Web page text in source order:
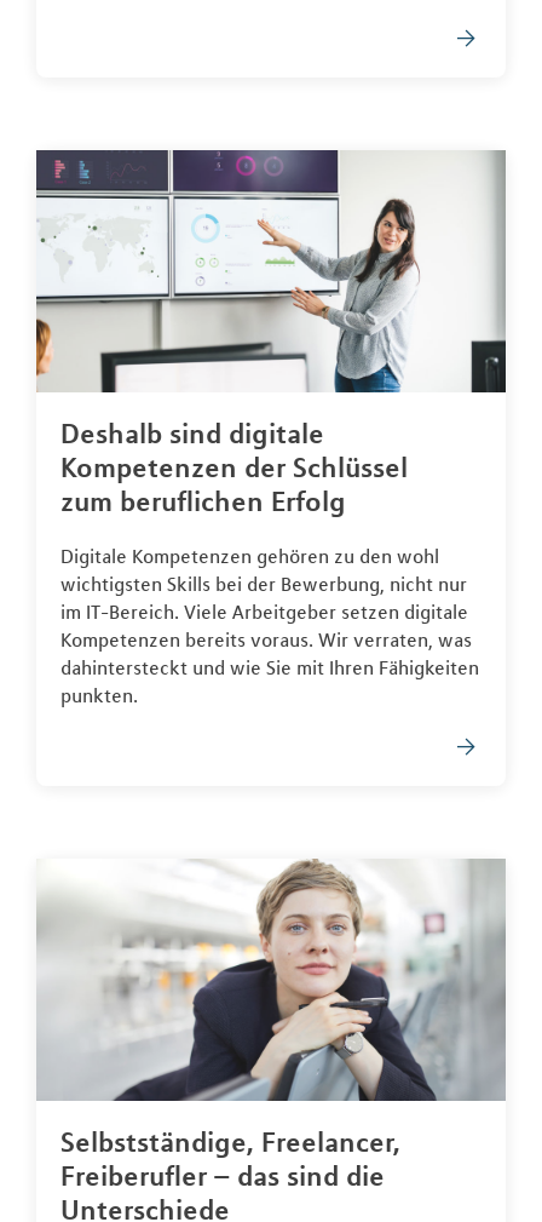
Deshalb sind digitale
Kompetenzen der Schlüssel
zum beruflichen Erfolg
Digitale Kompetenzen gehören zu den wohl
wichtigsten Skills bei der Bewerbung, nicht nur
im IT-Bereich. Viele Arbeitgeber setzen digitale
Kompetenzen bereits voraus. Wir verraten, was
dahintersteckt und wie Sie mit Ihren Fähigkeiten
punkten.
Selbstständige, Freelancer,
Freiberufler – das sind die
Unterschiede